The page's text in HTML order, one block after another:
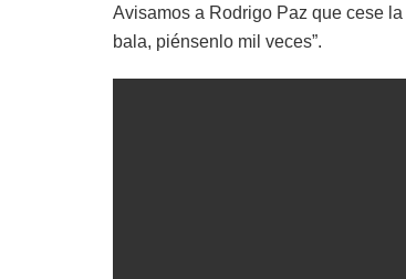
Avisamos a Rodrigo Paz que cese
bala, piénsenlo mil veces”.